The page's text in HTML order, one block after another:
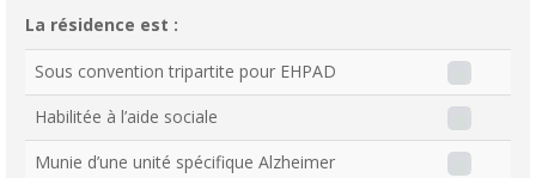
La résidence est :
Sous convention tripartite pour EHPAD
Habilitée à l’aide sociale
Munie d’une unité spécifique Alzheimer